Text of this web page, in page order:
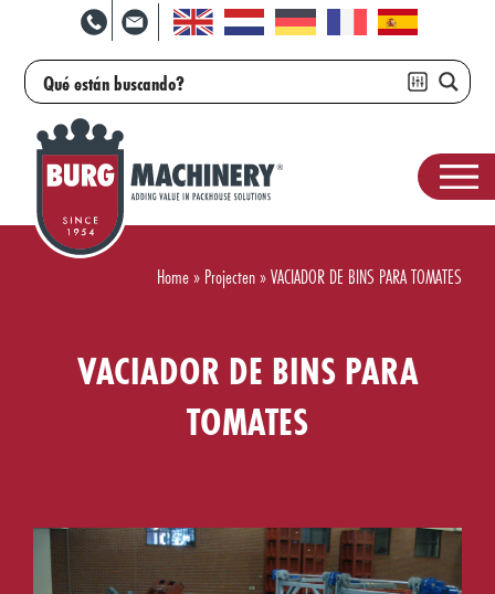
Home» Projecten»VACIADOR DE BINS PARA TOMATES
VACIADOR DE BINS PARA
TOMATES